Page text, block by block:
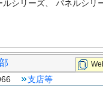
シリーズ、 パネルシリ
支店等